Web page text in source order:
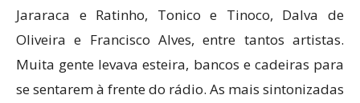
Jararaca e Ratinho, Tonico e Tinoco, Dalva de
Oliveira e Francisco Alves, entre tantos artistas.
Muita gente levava esteira, bancos e cadeiras para
se sentarem à frente do rádio. As mais sintonizadas